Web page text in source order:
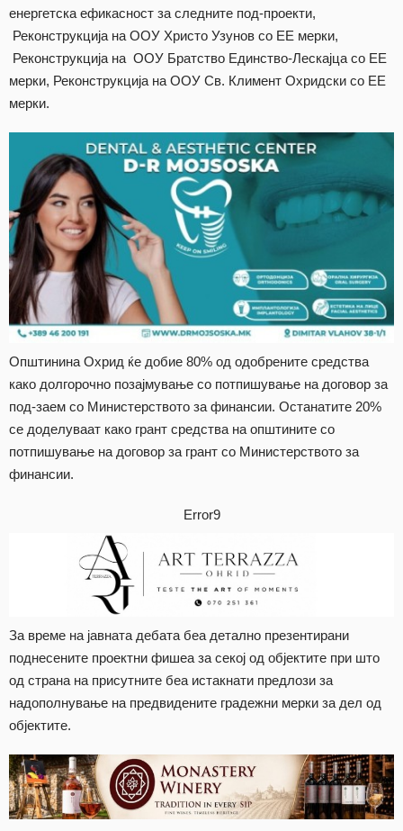
енергетска ефикасност за следните под-проекти,
Реконструкција на ООУ Христо Узунов со ЕЕ мерки,
Реконструкција на ООУ Братство Единство-Лескајца со ЕЕ
мерки, Реконструкција на ООУ Св. Климент Охридски со ЕЕ
мерки.
Општинина Охрид ќе добие 80% од одобрените средства
како долгорочно позајмување со потпишување на договор за
под-заем со Министерството за финансии. Останатите 20%
се доделуваат како грант средства на општините со
потпишување на договор за грант со Министерството за
финансии.
Error9
За време на јавната дебата беа детално презентирани
поднесените проектни фишеа за секој од објектите при што
од страна на присутните беа истакнати предлози за
надополнување на предвидените градежни мерки за дел од
објектите.